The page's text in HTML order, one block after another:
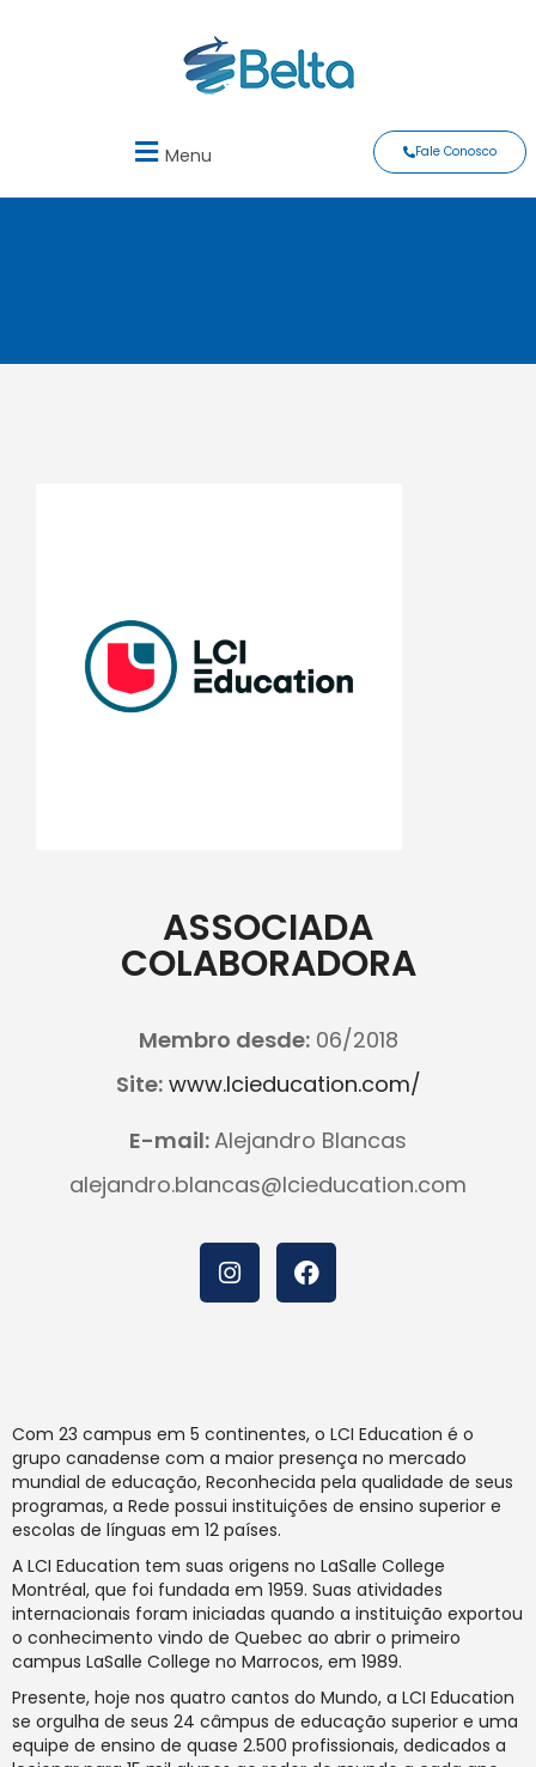
Menu Fale Conosco
ASSOCIADA
COLABORADORA
Membro desde:06/2018
Site: www.lcieducation.com/
E-mail:Alejandro Blancas
alejandro.blancas@lcieducation.com
Com 23 campus em 5 continentes, o LCI Education é o
grupo canadense com a maior presença no mercado
mundial de educação, Reconhecida pela qualidade de seus
programas, a Rede possui instituições de ensino superior e
escolas de línguas em 12 países.
A LCI Education tem suas origens no LaSalle College
Montréal, que foi fundada em 1959. Suas atividades
internacionais foram iniciadas quando a instituição exportou
o conhecimento vindo de Quebec ao abrir o primeiro
campus LaSalle College no Marrocos, em 1989.
Presente, hoje nos quatro cantos do Mundo, a LCI Education
se orgulha de seus 24 câmpus de educação superior e uma
equipe de ensino de quase 2.500 profissionais, dedicados a